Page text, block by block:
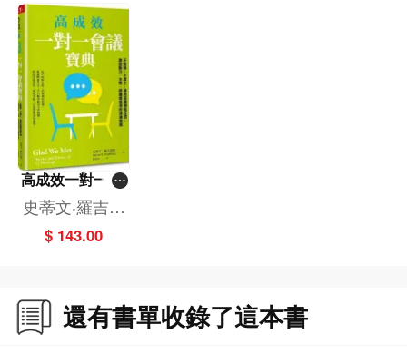
高成效一對一會
議寶典
史蒂文‧羅吉伯
格
$ 143.00
還有書單收錄了這本書